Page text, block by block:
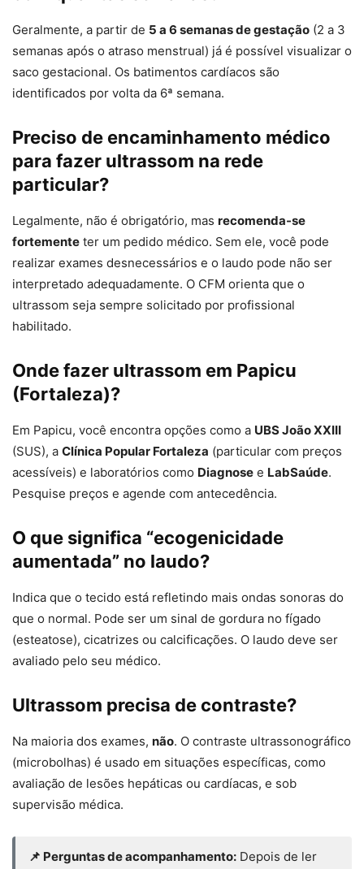
Geralmente, a partir de 5 a 6 semanas de gestação (2 a 3
semanas após o atraso menstrual) já é possível visualizar o
saco gestacional. Os batimentos cardíacos são
identificados por volta da 6ª semana.
Preciso de encaminhamento médico
para fazer ultrassom na rede
particular?
Legalmente, não é obrigatório, mas recomenda-se
fortemente ter um pedido médico. Sem ele, você pode
realizar exames desnecessários e o laudo pode não ser
interpretado adequadamente. O CFM orienta que o
ultrassom seja sempre solicitado por profissional
habilitado.
Onde fazer ultrassom em Papicu
(Fortaleza)?
Em Papicu, você encontra opções como a UBS João XXIII
(SUS), a Clínica Popular Fortaleza (particular com preços
acessíveis) e laboratórios como Diagnose e LabSaúde.
Pesquise preços e agende com antecedência.
O que significa “ecogenicidade
aumentada” no laudo?
Indica que o tecido está refletindo mais ondas sonoras do
que o normal. Pode ser um sinal de gordura no fígado
(esteatose), cicatrizes ou calcificações. O laudo deve ser
avaliado pelo seu médico.
Ultrassom precisa de contraste?
Na maioria dos exames, não. O contraste ultrassonográfico
(microbolhas) é usado em situações específicas, como
avaliação de lesões hepáticas ou cardíacas, e sob
supervisão médica.
📌 Perguntas de acompanhamento: Depois de ler